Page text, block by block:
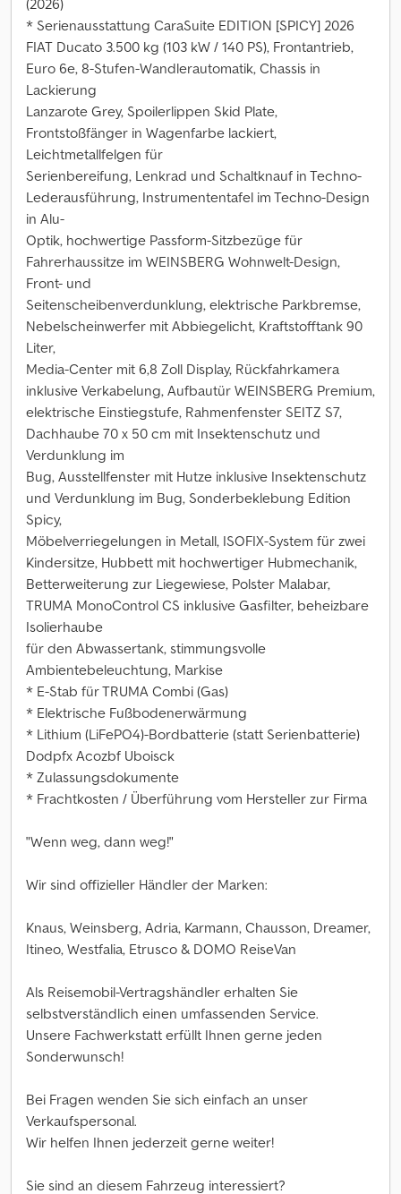
(2026)
* Serienausstattung CaraSuite EDITION [SPICY] 2026
FIAT Ducato 3.500 kg (103 kW / 140 PS), Frontantrieb,
Euro 6e, 8-Stufen-Wandlerautomatik, Chassis in
Lackierung
Lanzarote Grey, Spoilerlippen Skid Plate,
Frontstoßfänger in Wagenfarbe lackiert,
Leichtmetallfelgen für
Serienbereifung, Lenkrad und Schaltknauf in Techno-
Lederausführung, Instrumententafel im Techno-Design
in Alu-
Optik, hochwertige Passform-Sitzbezüge für
Fahrerhaussitze im WEINSBERG Wohnwelt-Design,
Front- und
Seitenscheibenverdunklung, elektrische Parkbremse,
Nebelscheinwerfer mit Abbiegelicht, Kraftstofftank 90
Liter,
Media-Center mit 6,8 Zoll Display, Rückfahrkamera
inklusive Verkabelung, Aufbautür WEINSBERG Premium,
elektrische Einstiegstufe, Rahmenfenster SEITZ S7,
Dachhaube 70 x 50 cm mit Insektenschutz und
Verdunklung im
Bug, Ausstellfenster mit Hutze inklusive Insektenschutz
und Verdunklung im Bug, Sonderbeklebung Edition
Spicy,
Möbelverriegelungen in Metall, ISOFIX-System für zwei
Kindersitze, Hubbett mit hochwertiger Hubmechanik,
Betterweiterung zur Liegewiese, Polster Malabar,
TRUMA MonoControl CS inklusive Gasfilter, beheizbare
Isolierhaube
für den Abwassertank, stimmungsvolle
Ambientebeleuchtung, Markise
* E-Stab für TRUMA Combi (Gas)
* Elektrische Fußbodenerwärmung
* Lithium (LiFePO4)-Bordbatterie (statt Serienbatterie)
Dodpfx Acozbf Uboisck
* Zulassungsdokumente
* Frachtkosten / Überführung vom Hersteller zur Firma
"Wenn weg, dann weg!"
Wir sind offizieller Händler der Marken:
Knaus, Weinsberg, Adria, Karmann, Chausson, Dreamer,
Itineo, Westfalia, Etrusco & DOMO ReiseVan
Als Reisemobil-Vertragshändler erhalten Sie
selbstverständlich einen umfassenden Service.
Unsere Fachwerkstatt erfüllt Ihnen gerne jeden
Sonderwunsch!
Bei Fragen wenden Sie sich einfach an unser
Verkaufspersonal.
Wir helfen Ihnen jederzeit gerne weiter!
Sie sind an diesem Fahrzeug interessiert?